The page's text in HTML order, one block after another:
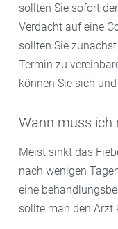
sollten Sie sofort
Verdacht auf eine
sollten Sie
Termin zu
können Sie sich
Wann muss ich
Meist sinkt das
nach wenigen
eine
sollte man den Arzt